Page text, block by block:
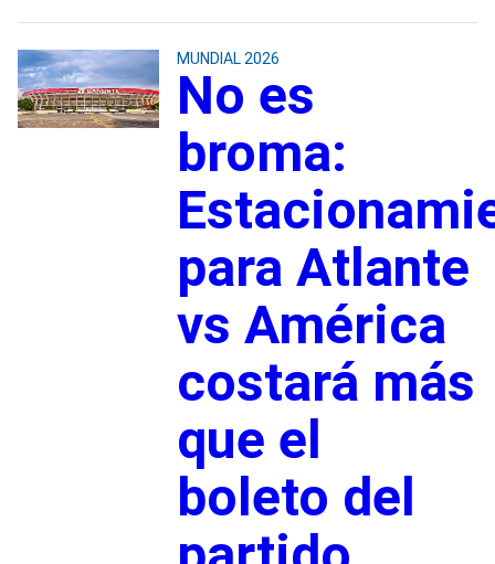
MUNDIAL 2026
No es
broma:
para Atlante
vs América
costará más
que el
boleto del